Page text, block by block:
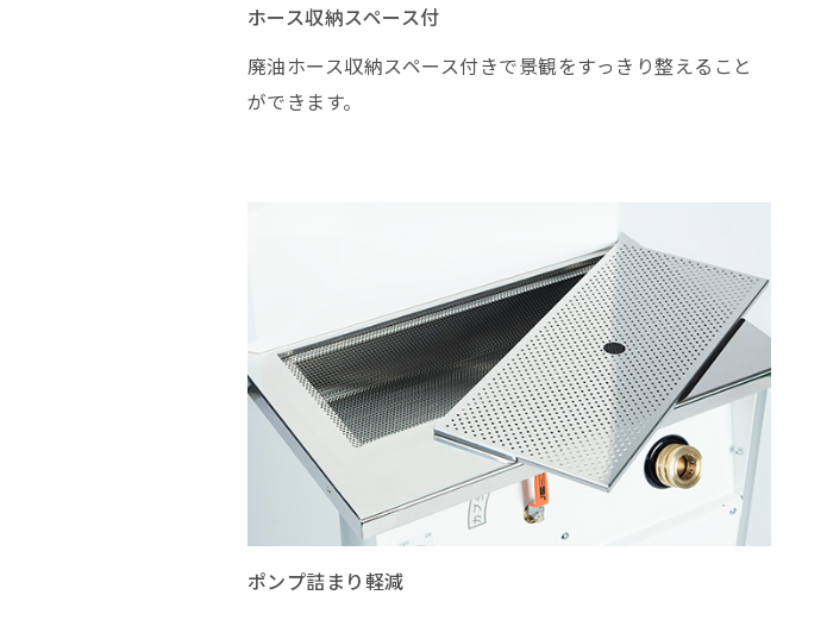
ホース収納スペース付
廃油ホース収納スペース付きで景観をすっきり整えること
ができます。
ポンプ詰まり軽減